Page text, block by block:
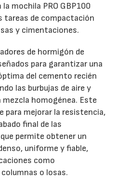
mochila PRO GBP100
tareas de compactación
y cimentaciones.
de hormigón de
para garantizar una
del cemento recién
las burbujas de aire y
mezcla homogénea. Este
para mejorar la resistencia,
final de las
permite obtener un
uniforme y fiable,
como
o losas.